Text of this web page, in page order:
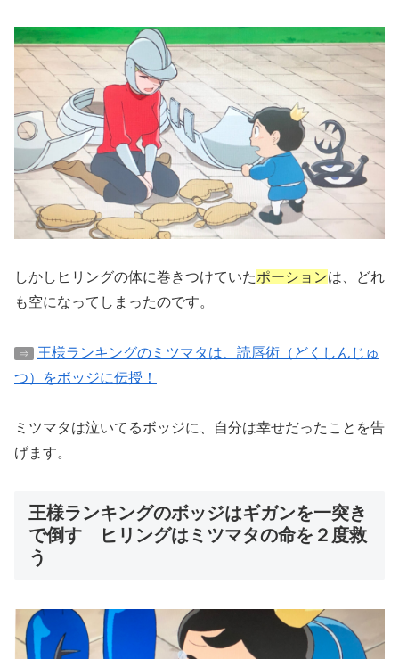
しかしヒリングの体に巻きつけていたポーションは、どれ
も空になってしまったのです。
⇒
王様ランキングのミツマタは、読唇術（どくしんじゅ
つ）をボッジに伝授！
ミツマタは泣いてるボッジに、自分は幸せだったことを告
げます。
王様ランキングのボッジはギガンを一突き
で倒す ヒリングはミツマタの命を２度救
う